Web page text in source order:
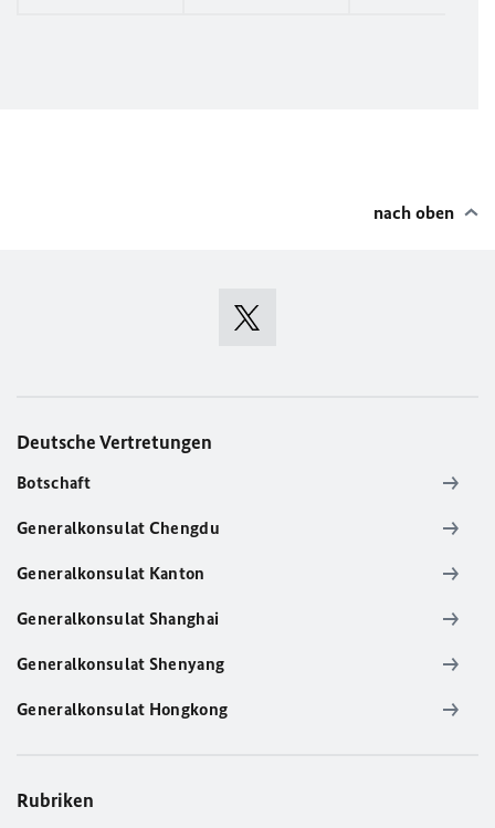
nach oben
Deutsche Vertretungen
Botschaft
Generalkonsulat Chengdu
Generalkonsulat Kanton
Generalkonsulat Shanghai
Generalkonsulat Shenyang
Generalkonsulat Hongkong
Rubriken